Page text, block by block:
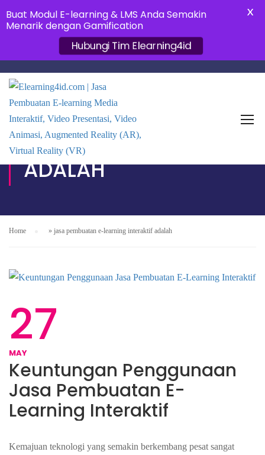
JASA PEMBUATAN E-
LEARNING INTERAKTIF
ADALAH
Home » jasa pembuatan e-learning interaktif adalah
27
MAY
Keuntungan Penggunaan
Jasa Pembuatan E-
Learning Interaktif
Kemajuan teknologi yang semakin berkembang pesat sangat
Buat Modul E-learning & LMS Anda Semakin
Menarik dengan Gamification
Hubungi Tim Elearning4id
X